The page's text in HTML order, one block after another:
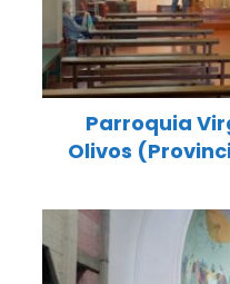
Parroquia
Olivos